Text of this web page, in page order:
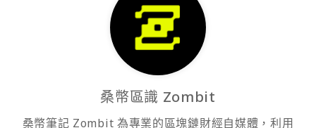
桑幣區識 Zombit
桑幣筆記 Zombit 為專業的區塊鏈財經自媒體，利用